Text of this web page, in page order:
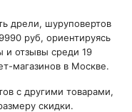
дрели, шуруповертов
руб, ориентируясь
и отзывы среди 19
магазинов в Москве.
с другими товарами,
скидки.